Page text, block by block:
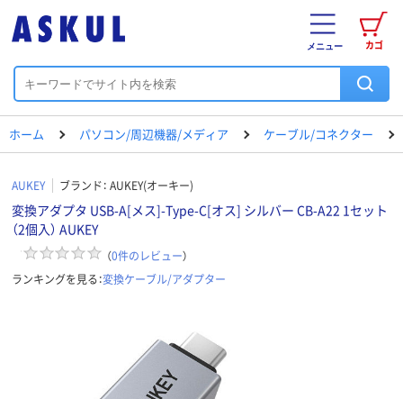
カゴ
メニュー
ホーム パソコン/周辺機器/メディア ケーブル/コネクター
AUKEY ブランド： AUKEY(オーキー)
変換アダプタ USB-A[メス]-Type-C[オス] シルバー CB-A22 1セット
（2個入） AUKEY
（0件のレビュー）
ランキングを見る：変換ケーブル/アダプター